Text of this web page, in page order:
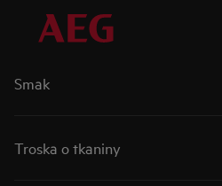
Smak
Mastery Collection
Connectivity
Troska o tkaniny